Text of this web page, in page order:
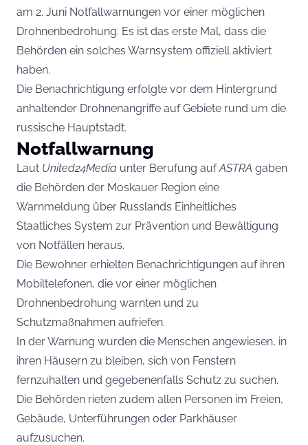
am 2. Juni Notfallwarnungen vor einer möglichen
Drohnenbedrohung. Es ist das erste Mal, dass die
Behörden ein solches Warnsystem offiziell aktiviert
haben.
Die Benachrichtigung erfolgte vor dem Hintergrund
anhaltender Drohnenangriffe auf Gebiete rund um die
russische Hauptstadt.
Notfallwarnung
Laut United24Media unter Berufung aufASTRA gaben
die Behörden der Moskauer Region eine
Warnmeldung über Russlands Einheitliches
Staatliches System zur Prävention und Bewältigung
von Notfällen heraus.
Die Bewohner erhielten Benachrichtigungen auf ihren
Mobiltelefonen, die vor einer möglichen
Drohnenbedrohung warnten und zu
Schutzmaßnahmen aufriefen.
In der Warnung wurden die Menschen angewiesen, in
ihren Häusern zu bleiben, sich von Fenstern
fernzuhalten und gegebenenfalls Schutz zu suchen.
Die Behörden rieten zudem allen Personen im Freien,
Gebäude, Unterführungen oder Parkhäuser
aufzusuchen.